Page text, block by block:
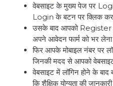
वेबसाइट के मुख्य पेज पर
Login के बटन पर क्लिक
उसके बाद आपको
अपने आवेदन फार्म को भर
फिर आपके मोबाइल नंबर पर
जिनकी मदद से आपको वेबसाइट
वेबसाइट में लॉगिन होने के
कि शैक्षिक योग्यता की